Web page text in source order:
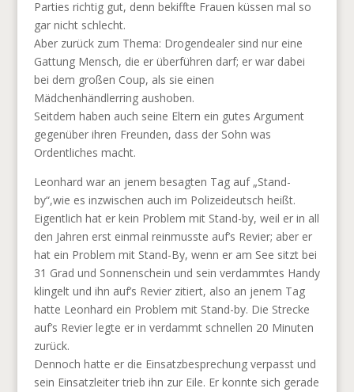
Parties richtig gut, denn bekiffte Frauen küssen mal so
gar nicht schlecht.
Aber zurück zum Thema: Drogendealer sind nur eine
Gattung Mensch, die er überführen darf; er war dabei
bei dem großen Coup, als sie einen
Mädchenhändlerring aushoben.
Seitdem haben auch seine Eltern ein gutes Argument
gegenüber ihren Freunden, dass der Sohn was
Ordentliches macht.
Leonhard war an jenem besagten Tag auf „Stand-
by“,wie es inzwischen auch im Polizeideutsch heißt.
Eigentlich hat er kein Problem mit Stand-by, weil er in all
den Jahren erst einmal reinmusste auf’s Revier; aber er
hat ein Problem mit Stand-By, wenn er am See sitzt bei
31 Grad und Sonnenschein und sein verdammtes Handy
klingelt und ihn auf’s Revier zitiert, also an jenem Tag
hatte Leonhard ein Problem mit Stand-by. Die Strecke
auf’s Revier legte er in verdammt schnellen 20 Minuten
zurück.
Dennoch hatte er die Einsatzbesprechung verpasst und
sein Einsatzleiter trieb ihn zur Eile. Er konnte sich gerade